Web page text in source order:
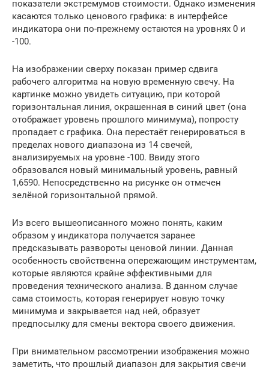
показатели экстремумов стоимости. Однако изменения
касаются только ценового графика: в интерфейсе
индикатора они по-прежнему остаются на уровнях 0 и
-100.
На изображении сверху показан пример сдвига
рабочего алгоритма на новую временную свечу. На
картинке можно увидеть ситуацию, при которой
горизонтальная линия, окрашенная в синий цвет (она
отображает уровень прошлого минимума), попросту
пропадает с графика. Она перестаёт генерироваться в
пределах нового диапазона из 14 свечей,
анализируемых на уровне -100. Ввиду этого
образовался новый минимальный уровень, равный
1,6590. Непосредственно на рисунке он отмечен
зелёной горизонтальной прямой.
Из всего вышеописанного можно понять, каким
образом у индикатора получается заранее
предсказывать развороты ценовой линии. Данная
особенность свойственна опережающим инструментам,
которые являются крайне эффективными для
проведения технического анализа. В данном случае
сама стоимость, которая генерирует новую точку
минимума и закрывается над ней, образует
предпосылку для смены вектора своего движения.
При внимательном рассмотрении изображения можно
заметить, что прошлый диапазон для закрытия свечи